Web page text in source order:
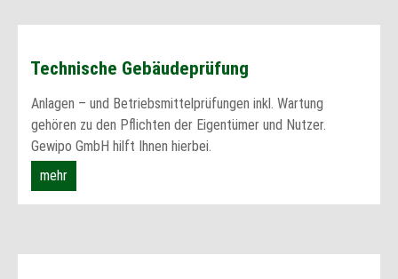
Technische Gebäudeprüfung
Anlagen – und Betriebsmittelprüfungen inkl. Wartung
gehören zu den Pflichten der Eigentümer und Nutzer.
Gewipo GmbH hilft Ihnen hierbei.
mehr